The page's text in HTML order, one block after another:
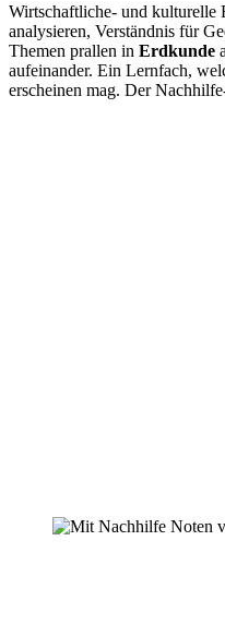
Wirtschaftliche- und kulturelle
analysieren, Verständnis für
Themen prallen in Erdkunde
aufeinander. Ein Lernfach,
erscheinen mag. Der